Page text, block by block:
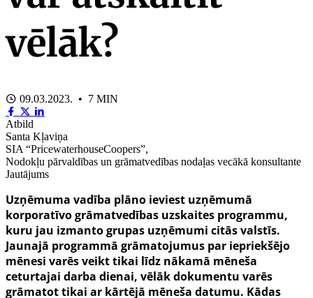
vēlāk?
09.03.2023. • 7 MIN
Atbild
Santa Kļaviņa
SIA “PricewaterhouseCoopers”,
Nodokļu pārvaldības un grāmatvedības nodaļas vecākā konsultante
Jautājums
Uzņēmuma vadība plāno ieviest uzņēmumā
korporatīvo grāmatvedības uzskaites programmu,
kuru jau izmanto grupas uzņēmumi citās valstīs.
Jaunajā programmā grāmatojumus par iepriekšējo
mēnesi varēs veikt tikai līdz nākamā mēneša
ceturtajai darba dienai, vēlāk dokumentu varēs
grāmatot tikai ar kārtējā mēneša datumu. Kādas